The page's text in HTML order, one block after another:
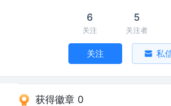
6
关注
5
关注者
关注 私
获得徽章 0